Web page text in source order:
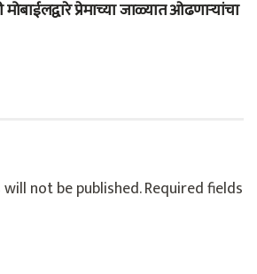
प्रेमाच्या जाळ्यात ओढणाऱ्यांचा
not be published.Required fields